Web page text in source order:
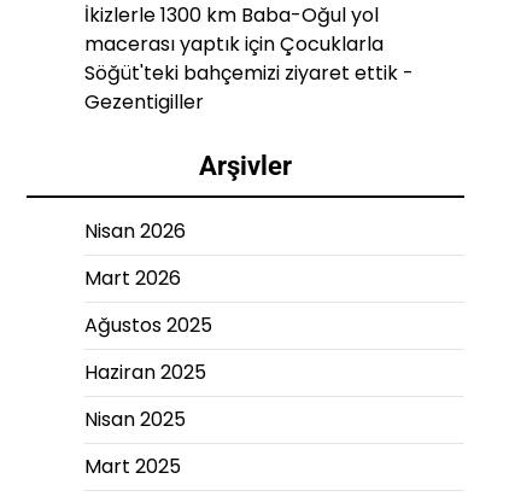
İkizlerle 1300 km Baba-Oğul yol
macerası yaptıkiçinÇocuklarla
Söğüt'teki bahçemizi ziyaret ettik -
Gezentigiller
Arşivler
Nisan 2026
Mart 2026
Ağustos 2025
Haziran 2025
Nisan 2025
Mart 2025